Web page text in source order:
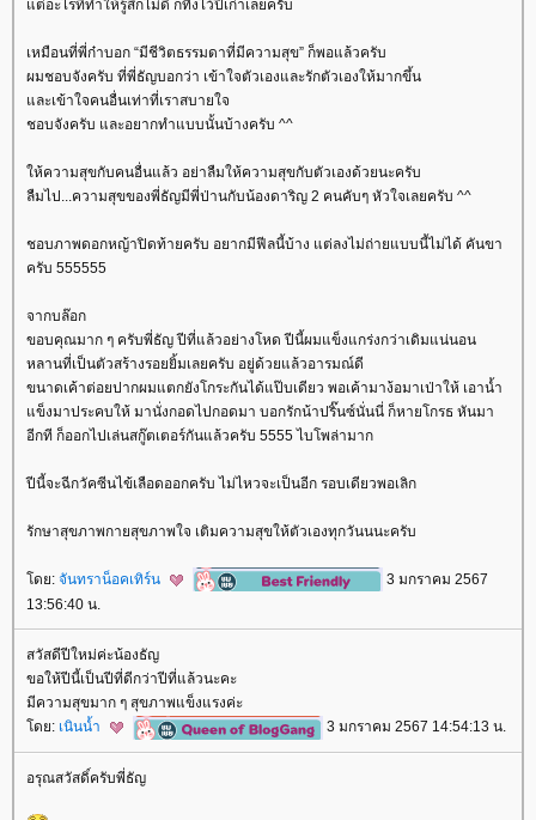
ต่อะไรที่ทำให้รู้สึกไม่ดี ก็ทิ้งไว้ปีเก่าเลยครับ
เหมือนที่พี่ก๋าบอก “มีชีวิตธรรมดาที่มีความสุข” ก็พอแล้วครับ
ผมชอบจังครับ ที่พี่ธัญบอกว่า เข้าใจตัวเองและรักตัวเองให้มากขึ้น
ละเข้าใจคนอื่นเท่าที่เราสบายใจ
ชอบจังครับ และอยากทำแบบนั้นบ้างครับ ^^
ห้ความสุขกับคนอื่นแล้ว อย่าลืมให้ความสุขกับตัวเองด้วยนะครับ
ลืมไป...ความสุขของพี่ธัญมีพี่ป่านกับน้องดาริญ 2 คนคับๆ หัวใจเลยครับ ^^
ชอบภาพดอกหญ้าปิดท้ายครับ อยากมีฟีลนี้บ้าง แต่ลงไม่ถ่ายแบบนี้ไม่ได้ คันขา
ครับ 555555
จากบล๊อก
ขอบคุณมาก ๆ ครับพี่ธัญ ปีที่แล้วอย่างโหด ปีนี้ผมแข็งแกร่งกว่าเดิมแน่นอน
หลานที่เป็นตัวสร้างรอยยิ้มเลยครับ อยู่ด้วยแล้วอารมณ์ดี
ขนาดเค้าต่อยปากผมแตกยังโกระกันได้แป๊บเดียว พอเค้ามาง้อมาเป่าให้ เอาน้ำ
ข็งมาประคบให้ มานั่งกอดไปกอดมา บอกรักน้าปริ๊นซ์นั่นนี่ ก็หายโกรธ หันมา
อีกที ก็ออกไปเล่นสกู๊ตเตอร์กันแล้วครับ 5555 ไบโพล่ามาก
ปีนี้จะฉีกวัคซีนไข้เลือดออกครับ ไม่ไหวจะเป็นอีก รอบเดียวพอเลิก
รักษาสุขภาพกายสุขภาพใจ เติมความสุขให้ตัวเองทุกวันนนะครับ
ดย: จันทราน็อคเทิร์น
3 มกราคม 2567
13:56:40 น.
สวัสดีปีใหม่ค่ะน้องธัญ
ขอให้ปีนี้เป็นปีที่ดีกว่าปีที่แล้วนะคะ
มีความสุขมาก ๆ สุขภาพแข็งแรงค่ะ
ดย: เนินน้ำ 3 มกราคม 2567 14:54:13 น.
อรุณสวัสดิ์ครับพี่ธัญ